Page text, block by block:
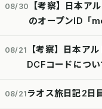
08/30
【考察】日本ア
のオープンID「
08/21
【考察】日本ア
DCFコードについ
08/21ラオス旅日記2日